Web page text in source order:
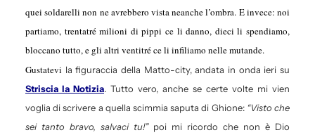
quei soldarelli non ne avrebbero vista neanche l’ombra. E invece: noi
partiamo, trentatré milioni di pippi ce li danno, dieci li spendiamo,
bloccano tutto, e gli altri ventitré ce li infiliamo nelle mutande.
Gustatevi la figuraccia della Matto-city, andata in onda ieri su
Striscia la Notizia. Tutto vero, anche se certe volte mi vien
voglia di scrivere a quella scimmia saputa di Ghione: “Visto che
sei tanto bravo, salvaci tu!”poi mi ricordo che non è Dio